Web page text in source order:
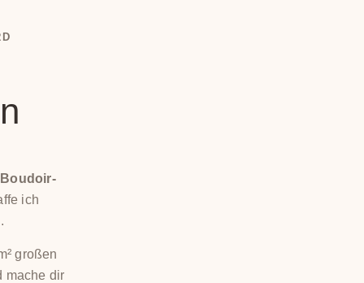
Boudoir-
ich
großen
mache dir